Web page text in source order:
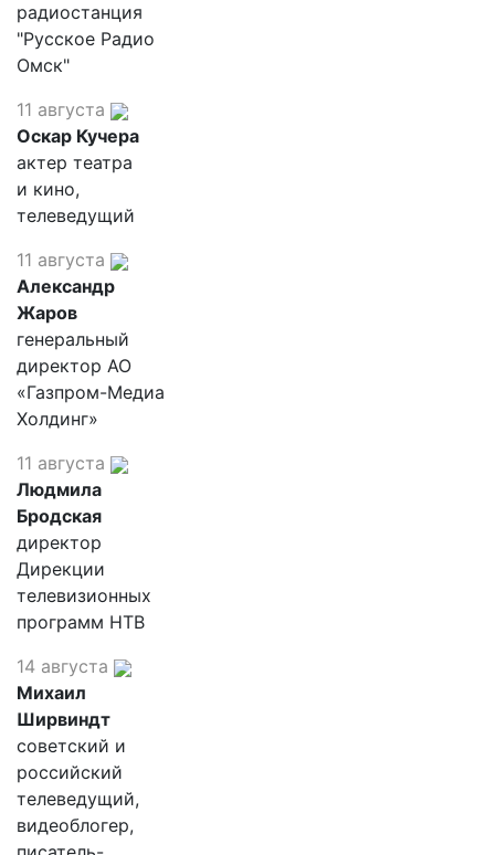
радиостанция
"Русское Радио
Омск"
11 августа
Оскар Кучера
актер театра
и кино,
телеведущий
11 августа
Александр
Жаров
генеральный
директор АО
«Газпром-Медиа
Холдинг»
11 августа
Людмила
Бродская
директор
Дирекции
телевизионных
программ НТВ
14 августа
Михаил
Ширвиндт
советский и
российский
телеведущий,
видеоблогер,